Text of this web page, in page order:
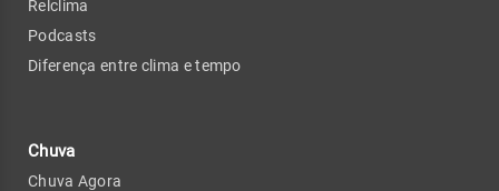
Relclima
Podcasts
Diferença entre clima e tempo
Chuva
Chuva Agora